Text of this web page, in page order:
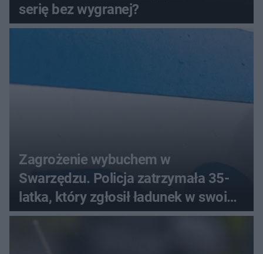
serię bez wygranej?
Zagrożenie wybuchem w
Swarzędzu. Policja zatrzymała 35-
latka, który zgłosił ładunek w swoim
aucie